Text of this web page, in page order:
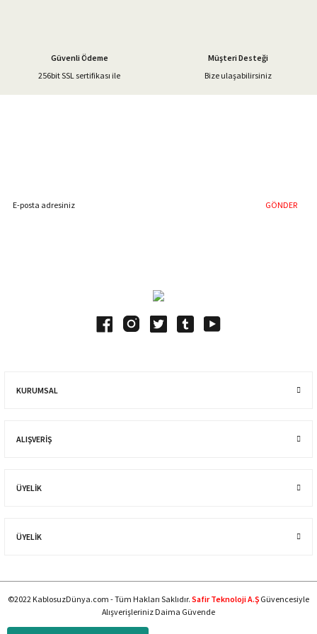
Gönder
Güvenli Ödeme
256bit SSL sertifikası ile
Müşteri Desteği
Bize ulaşabilirsiniz
GÖNDER
KURUMSAL
ALIŞVERIŞ
ÜYELİK
ÜYELİK
©2022 KablosuzDünya.com - Tüm Hakları Saklıdır. Safir Teknoloji A.Ş Güvencesiyle
Alışverişleriniz Daima Güvende